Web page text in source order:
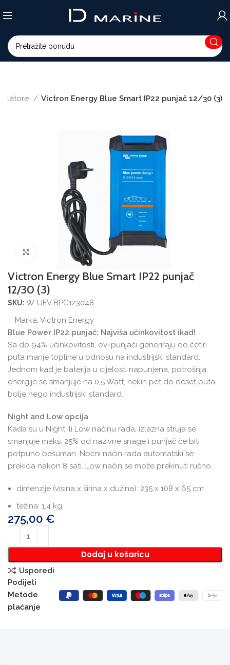
Victron Energy Blue Smart IP22 punjač 12/30 (3)
Povećajte sliku
Victron Energy Blue Smart IP22 punjač
12/30 (3)
SKU:W-UFV BPC123048
Marka:Victron Energy
Blue Power IP22 punjač: Najviša učinkovitost ikad!
Sa do 94% učinkovitosti, ovi punjači generiraju do četiri
puta manje topline u odnosu na industrijski standard.
Jednom kad je baterija u cijelosti napunjena, potrošnja
energije se smanjuje na 0,5 Watt, nekih pet do deset puta
bolje nego industrijski standard.
Night and Low opcija
Kada su u Night ili Low načinu rada, izlazna struja se
smanjuje maks. 25% od nazivne snage i punjač će biti
potpuno bešuman. Noćni način rada automatski se
prekida nakon 8 sati. Low način se može prekinuti ručno.
dimenzije (visina x širina x dužina): 235 x 108 x 65 cm
težina: 1,4 kg
275,00 €
Dodaj u košaricu
Usporedi
Podijeli
Metode
plaćanje